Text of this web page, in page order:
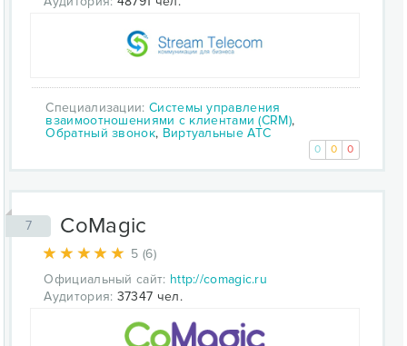
Специализации: Системы управления
взаимоотношениями с клиентами (CRM),
Обратный звонок, Виртуальные АТС
0 0 0
7 CoMagic
5 (6)
Официальный сайт: http://comagic.ru
Аудитория: 37347 чел.